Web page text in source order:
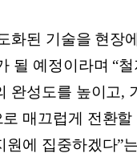
화된 기술을 현장
될 예정이라며 “
완성도를 높이고,
매끄럽게 전환할
원에 집중하겠다”